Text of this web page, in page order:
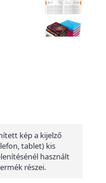
kép a kijelző
tablet) kis
használt
részei.